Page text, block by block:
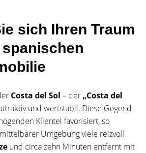
sich Ihren Traum
Costa del Sol – der „Costa del
und wertstabil. Diese Gegend
Klientel favorisiert, so
Umgebung viele reizvoll
und circa zehn Minuten entfernt mit